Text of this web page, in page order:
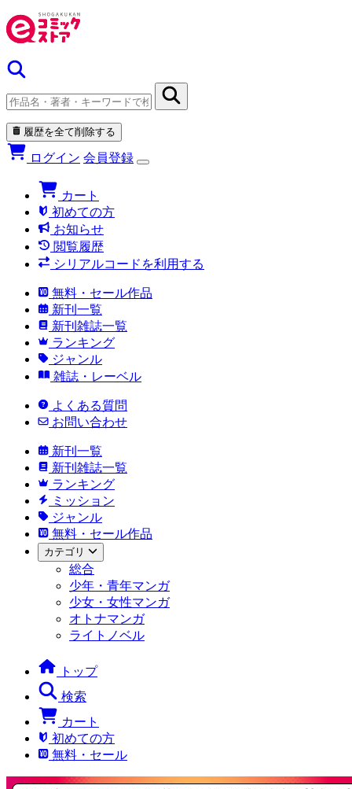
履歴を全て削除する
ログイン 会員登録
カート
初めての方
お知らせ
閲覧履歴
シリアルコードを利用する
無料・セール作品
新刊一覧
新刊雑誌一覧
ランキング
ジャンル
雑誌・レーベル
よくある質問
お問い合わせ
新刊一覧
新刊雑誌一覧
ランキング
ミッション
ジャンル
無料・セール作品
カテゴリ
総合
少年・青年マンガ
少女・女性マンガ
オトナマンガ
ライトノベル
トップ
検索
カート
初めての方
無料・セール